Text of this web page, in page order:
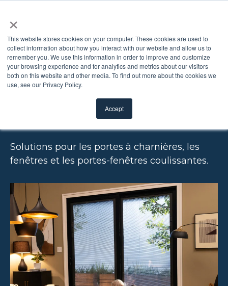
×
This website stores cookies on your computer. These cookies are used to
collect information about how you interact with our website and allow us to
remember you. We use this information in order to improve and customize
your browsing experience and for analytics and metrics about our visitors
both on this website and other media. To find out more about the cookies we
use, see our Privacy Policy.
Accept
UTILISATION DES
FENÊTRES AVEC
STORES INTÉGRÉS
Solutions pour les portes à charnières, les
fenêtres et les portes-fenêtres coulissantes.